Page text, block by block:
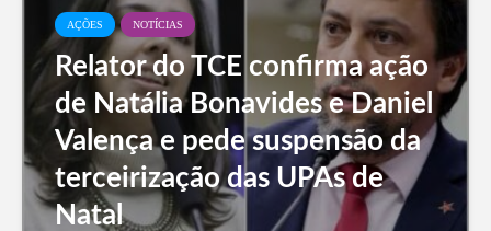
AÇÕES NOTÍCIAS
Relator do TCE confirma ação
de Natália Bonavides e Daniel
Valença e pede suspensão da
terceirização das UPAs de
Natal